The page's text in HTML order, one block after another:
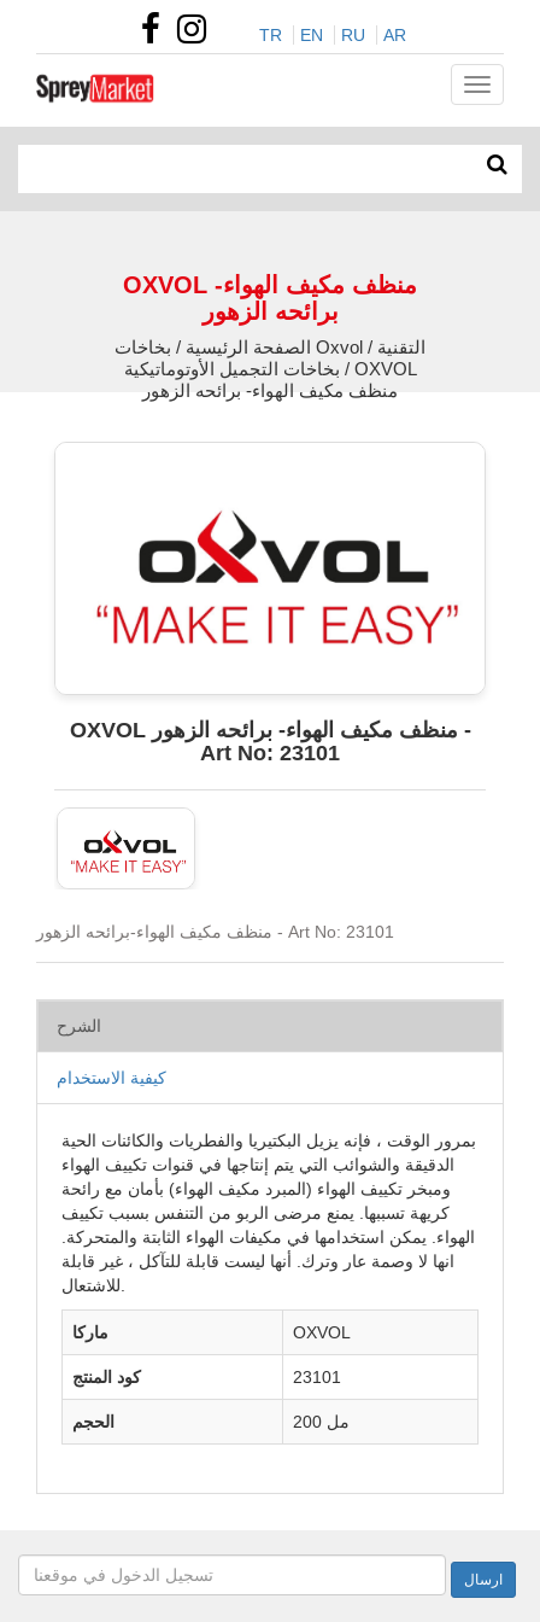
TR EN RU AR
OXVOL منظف مكيف الهواء-
برائحه الزهور
الصفحة الرئيسية / بخاخات Oxvol التقنية /
بخاخات التجميل الأوتوماتيكية / OXVOL
منظف مكيف الهواء- برائحه الزهور
OXVOL منظف مكيف الهواء- برائحه الزهور -
Art No: 23101
منظف مكيف الهواء-برائحه الزهور - Art No: 23101
الشرح
كيفية الاستخدام
بمرور الوقت ، فإنه يزيل البكتيريا والفطريات والكائنات الحية
الدقيقة والشوائب التي يتم إنتاجها في قنوات تكييف الهواء
ومبخر تكييف الهواء (المبرد مكيف الهواء) بأمان مع رائحة
كريهة تسببها. يمنع مرضى الربو من التنفس بسبب تكييف
الهواء. يمكن استخدامها في مكيفات الهواء الثابتة والمتحركة.
انها لا وصمة عار وترك. أنها ليست قابلة للتآكل ، غير قابلة
ماركا OXVOL
كود المنتج 23101
الحجم 200 مل